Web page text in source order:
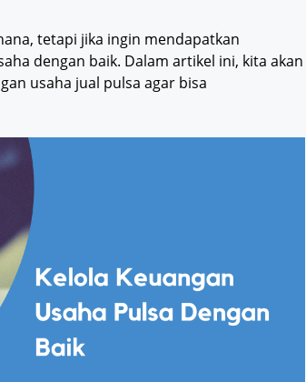
tetapi jika ingin mendapatkan
dengan baik. Dalam artikel ini, kita akan
usaha jual pulsa agar bisa